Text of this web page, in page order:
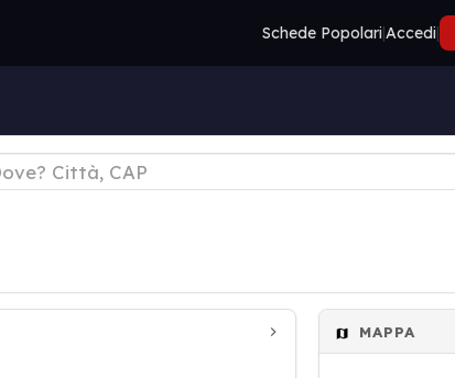
Schede Popolari|Accedi|
MAPPA